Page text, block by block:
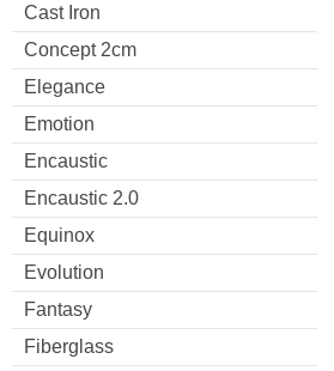
Cast Iron
Concept 2cm
Elegance
Emotion
Encaustic
Encaustic 2.0
Equinox
Evolution
Fantasy
Fiberglass